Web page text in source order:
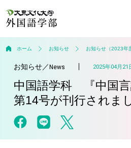
ホーム お知らせ お知らせ（2023年
お知らせ／ News 2025年04月21
中国語学科 『中国言
第14号が刊行されま